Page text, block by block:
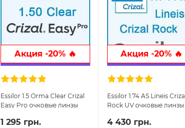
Акция -20% 🔥
Essilor 1.5 Orma Clear Crizal
Easy Pro очковые линзы
1 295 грн.
Акция -20% 🔥
Essilor 1.74 AS Lineis Crizal
Rock UV очковые линзы
4 430 грн.